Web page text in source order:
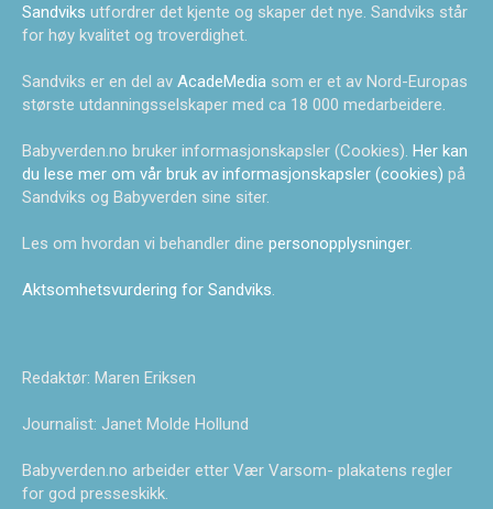
Sandviks utfordrer det kjente og skaper det nye. Sandviks står
for høy kvalitet og troverdighet.
Sandviks er en del av AcadeMedia som er et av Nord-Europas
største utdanningsselskaper med ca 18 000 medarbeidere.
Babyverden.no bruker informasjonskapsler (Cookies). Her kan
du lese mer om vår bruk av informasjonskapsler (cookies) på
Sandviks og Babyverden sine siter.
Les om hvordan vi behandler dine personopplysninger.
Aktsomhetsvurdering for Sandviks.
Redaktør: Maren Eriksen
Journalist: Janet Molde Hollund
Babyverden.no arbeider etter Vær Varsom- plakatens regler
for god presseskikk.